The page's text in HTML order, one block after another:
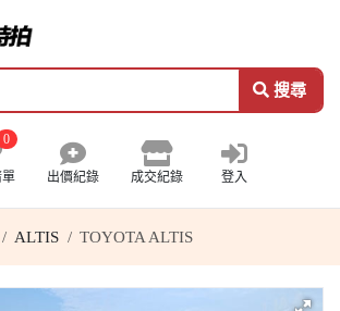
搜尋
0
出價紀錄 成交紀錄 登入
ALTIS TOYOTA ALTIS